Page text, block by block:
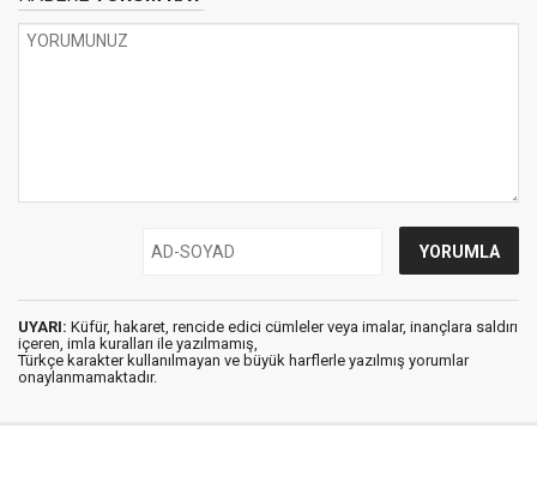
UYARI: Küfür, hakaret, rencide edici cümleler veya imalar, inançlara saldırı
içeren, imla kuralları ile yazılmamış,
Türkçe karakter kullanılmayan ve büyük harflerle yazılmış yorumlar
onaylanmamaktadır.